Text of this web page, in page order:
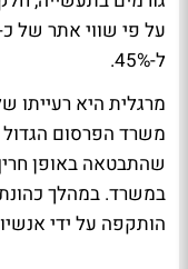
ל-45%.
מרגלית היא רעייתו
משרד הפרסום
שהתבטאה באופן
הותקפה על ידי